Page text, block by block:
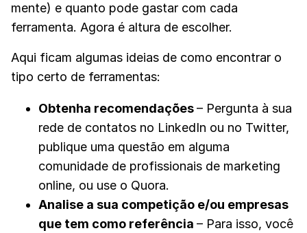
mente) e quanto pode gastar com cada
ferramenta. Agora é altura de escolher.
Aqui ficam algumas ideias de como encontrar o
tipo certo de ferramentas:
Obtenha recomendações– Pergunta à sua
rede de contatos no LinkedIn ou no Twitter,
publique uma questão em alguma
comunidade de profissionais de marketing
online, ou use o Quora.
Analise a sua competição e/ou empresas
que tem como referência – Para isso, você